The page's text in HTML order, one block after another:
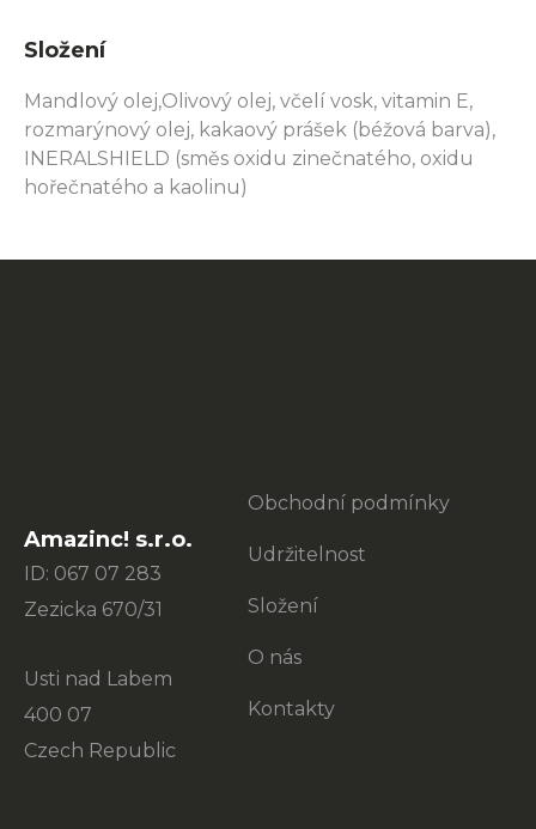
Složení
Mandlový olej,Olivový olej, včelí vosk, vitamin E,
rozmarýnový olej, kakaový prášek (béžová barva),
INERALSHIELD (směs oxidu zinečnatého, oxidu
hořečnatého a kaolinu)
Amazinc! s.r.o.
ID: 067 07 283
Zezicka 670/31
Usti nad Labem
400 07
Czech Republic
Obchodní podmínky
Udržitelnost
Složení
O nás
Kontakty